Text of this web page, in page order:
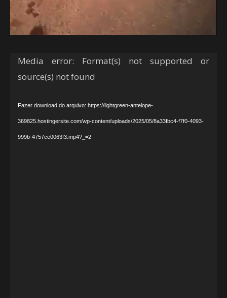
Tocador
de
Media error: Format(s) not supported or
source(s) not found
Fazer download do arquivo: https://lightgreen-antelope-
369825.hostingersite.com/wp-content/uploads/2025/05/8a33fbc4-f7f0-4093-
999b-4757ce0063f3.mp4?_=2